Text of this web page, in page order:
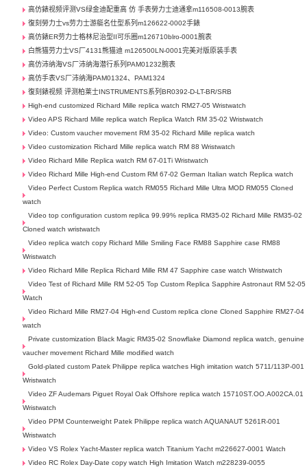
高仿錶视频评测VS绿金迪配重高 仿 手表勞力士迪通拿m116508-0013腕表
復刻勞力士vs劳力士游艇名仕型系列m126622-0002手錶
高仿錶ER劳力士格林尼治型II可乐圈m126710blro-0001腕表
白熊猫劳力士VS厂4131熊猫迪 m126500LN-0001完美对版原装手表
高仿沛纳海VS厂沛纳海潜行系列PAM01232腕表
高仿手表VS厂沛纳海PAM01324、PAM1324
復刻錶视频 评测柏莱士INSTRUMENTS系列BR0392-D-LT-BR/SRB
High-end customized Richard Mille replica watch RM27-05 Wristwatch
Video APS Richard Mille replica watch Replica Watch RM 35-02 Wristwatch
Video: Custom vaucher movement RM 35-02 Richard Mille replica watch
Video customization Richard Mille replica watch RM 88 Wristwatch
Video Richard Mille Replica watch RM 67-01Ti Wristwatch
Video Richard Mille High-end Custom RM 67-02 German Italian watch Replica watch
Video Perfect Custom Replica watch RM055 Richard Mille Ultra MOD RM055 Cloned
watch
Video top configuration custom replica 99.99% replica RM35-02 Richard Mille RM35-02
Cloned watch wristwatch
Video replica watch copy Richard Mille Smiling Face RM88 Sapphire case RM88
Wristwatch
Video Richard Mille Replica Richard Mille RM 47 Sapphire case watch Wristwatch
Video Test of Richard Mille RM 52-05 Top Custom Replica Sapphire Astronaut RM 52-05
Watch
Video Richard Mille RM27-04 High-end Custom replica clone Cloned Sapphire RM27-04
watch
Private customization Black Magic RM35-02 Snowflake Diamond replica watch, genuine
vaucher movement Richard Mille modified watch
Gold-plated custom Patek Philippe replica watches High imitation watch 5711/113P-001
Wristwatch
Video ZF Audemars Piguet Royal Oak Offshore replica watch 15710ST.OO.A002CA.01
Wristwatch
Video PPM Counterweight Patek Philippe replica watch AQUANAUT 5261R-001
Wristwatch
Video VS Rolex Yacht-Master replica watch Titanium Yacht m226627-0001 Watch
Video RC Rolex Day-Date copy watch High Imitation Watch m228239-0055